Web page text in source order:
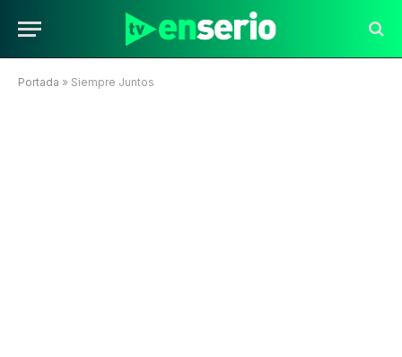
Portada » Siempre Juntos